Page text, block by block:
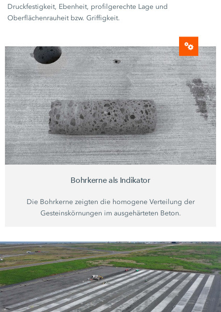
Druckfestigkeit, Ebenheit, profilgerechte Lage und
Oberflächenrauheit bzw. Griffigkeit.
Bohrkerne als Indikator
Die Bohrkerne zeigten die homogene Verteilung der
Gesteinskörnungen im ausgehärteten Beton.